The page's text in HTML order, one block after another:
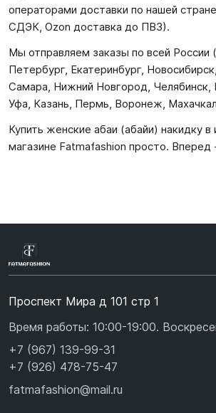
операторами доставки по нашей
СДЭК, Ozon доставка до ПВЗ).
Мы отправляем заказы по всей России
Петербург, Екатеринбург,
Самара, Нижний Новгород, Челябинск,
Уфа, Казань, Пермь, Воронеж,
Купить женские абаи (абайи) накидку в
магазине Fatmafashion просто. Вперед
Проспект Мира д 101 стр 1
Время работы: 10:00-19:00.
+7 (967) 139-99-31
+7 (926) 478-75-47
fatmafashion@mail.ru